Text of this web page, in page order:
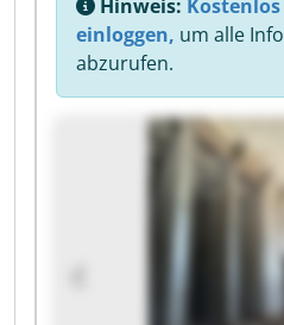
Hinweis:
einloggen, um alle
abzurufen.